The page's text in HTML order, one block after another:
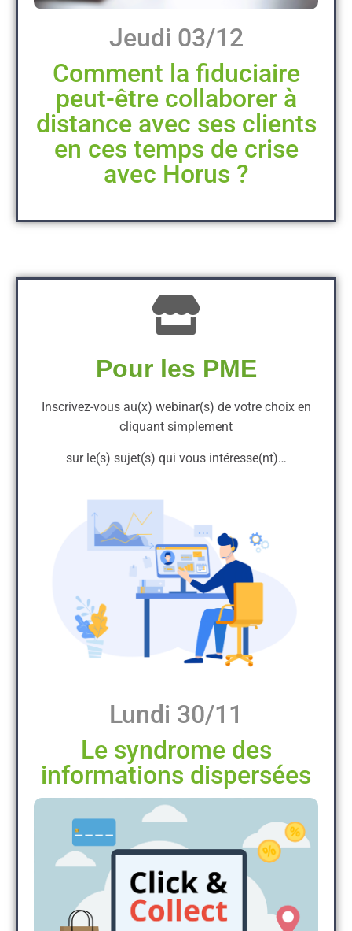
Jeudi 03/12
Comment la fiduciaire
peut-être collaborer à
distance avec ses clients
en ces temps de crise
avec Horus ?
Pour les PME
Inscrivez-vous au(x) webinar(s) de votre choix en
cliquant simplement
sur le(s) sujet(s) qui vous intéresse(nt)…
Lundi 30/11
Le syndrome des
informations dispersées